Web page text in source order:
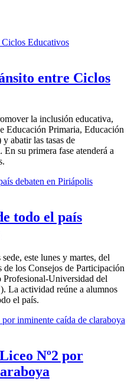
entre Ciclos
la inclusión educativa,
Educación Primaria, Educación
abatir las tasas de
su primera fase atenderá a
todo el país
este lunes y martes, del
los Consejos de Participación
Universidad del
La actividad reúne a alumnos
el país.
Nº2 por